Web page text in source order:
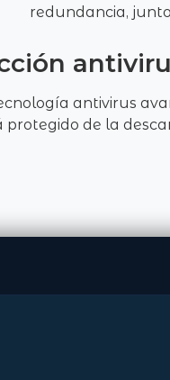
redundancia,
antivirus
protegido de la